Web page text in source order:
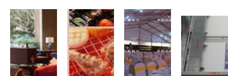
2800，为
何年轻人仍
蜂拥而至？
——老板揭
务员与流水
线的抉择，
何者更优？
饮与餐厨用
品展览会
聚焦餐饮服
务创新
业承包饭
堂，打造企
业餐饮新标
杆